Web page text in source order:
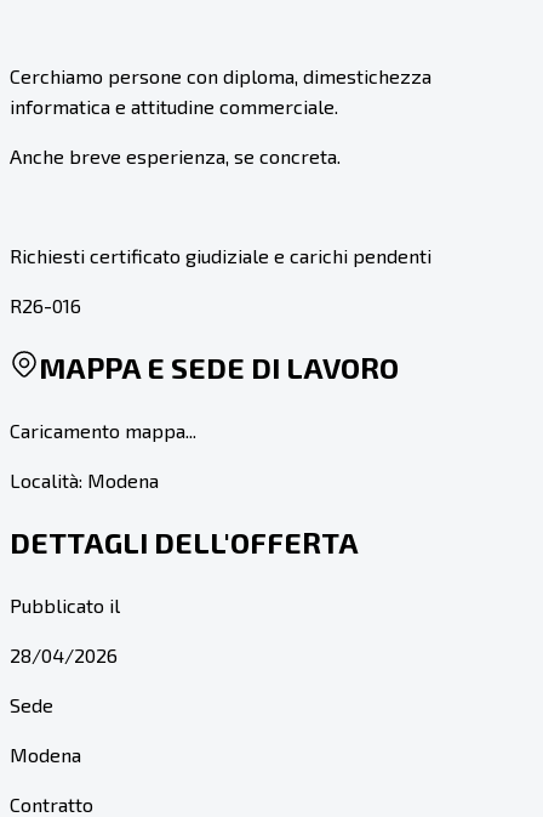
Cerchiamo persone con diploma, dimestichezza
informatica e attitudine commerciale.
Anche breve esperienza, se concreta.
Richiesti certificato giudiziale e carichi pendenti
R26-016
MAPPA E SEDE DI LAVORO
Caricamento mappa...
Località: Modena
DETTAGLI DELL'OFFERTA
Pubblicato il
28/04/2026
Sede
Modena
Contratto